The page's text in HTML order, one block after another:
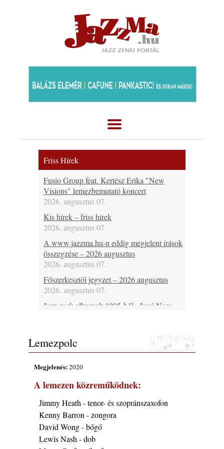
Friss Hírek
Fusio Group feat. Kertész Erika "New
Visions" lemezbemutató koncert
2026. augusztus 07.
Kis hírek – friss hírek
2026. augusztus 07.
A www.jazzma.hu-n eddig megjelent írások
összegzése – 2026 augusztus
2026. augusztus 07.
Főszerkesztői jegyzet – 2026 augusztus
2026. augusztus 07.
Jazz-rock albumok 1985-ből - Issei Noro
Jazz-rock albumok 1984-ből - John Scofield
„Electric Outlet”
2026. augusztus 06.
Kecskemét, 2026. augusztus 6-9.: 4 nap, 4
színpad, 10 ország zenészei, 40 óra zene és
tánc!
2026. augusztus 05.
Magyar Jazz ABC – 541. rész: Juhász
Márton
Lemezpolc
Megjelenés:2020
A lemezen közreműködnek:
Jimmy Heath - tenor- és szopránszaxofon
Kenny Barron - zongora
David Wong - bőgő
Lewis Nash - dob